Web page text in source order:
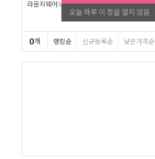
오늘 하루 이 창을 열지 않음
라운지웨어 5
0개 랭킹순 신규등록순 낮은가격순